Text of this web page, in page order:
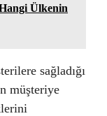
Ülkenin
sağladığı
müşteriye